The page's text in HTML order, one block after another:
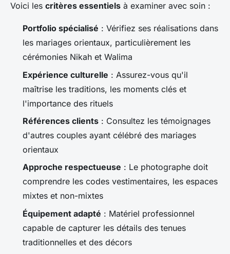
Voici les critères essentiels à examiner avec soin :
Portfolio spécialisé : Vérifiez ses réalisations dans
les mariages orientaux, particulièrement les
cérémonies Nikah et Walima
Expérience culturelle : Assurez-vous qu'il
maîtrise les traditions, les moments clés et
l'importance des rituels
Références clients : Consultez les témoignages
d'autres couples ayant célébré des mariages
orientaux
Approche respectueuse : Le photographe doit
comprendre les codes vestimentaires, les espaces
mixtes et non-mixtes
Équipement adapté : Matériel professionnel
capable de capturer les détails des tenues
traditionnelles et des décors